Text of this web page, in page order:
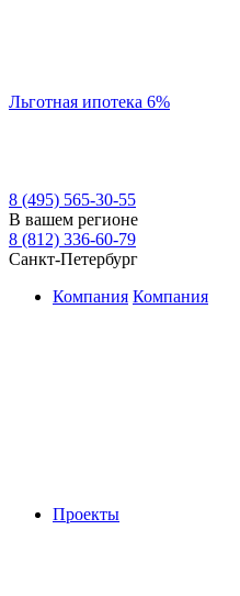
Льготная ипотека 6%
8 (495) 565-30-55
В вашем регионе
8 (812) 336-60-79
Санкт-Петербург
Компания Компания
Проекты